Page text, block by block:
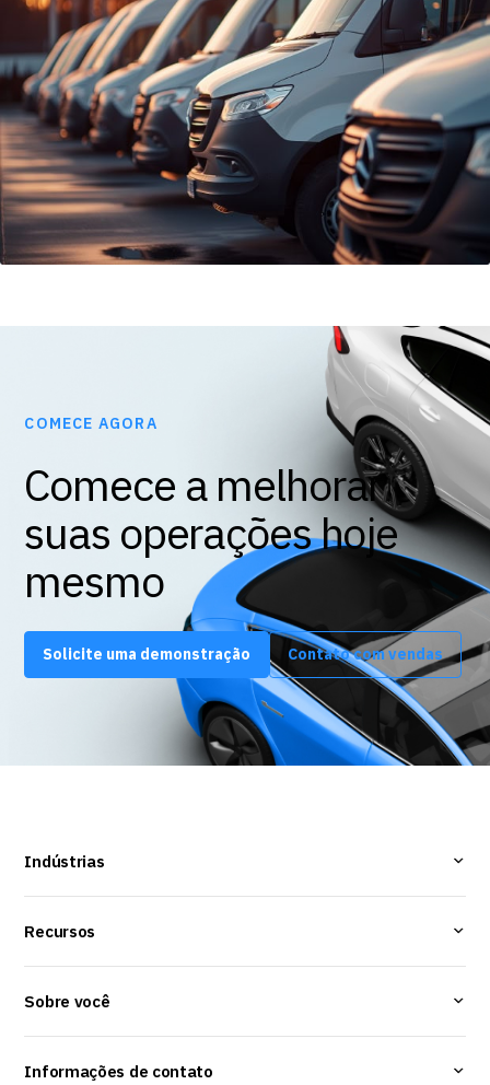
COMECE AGORA
Comece a melhorar
suas operações hoje
mesmo
Solicite uma demonstração Contato com vendas
Indústrias
Recursos
Sobre você
Informações de contato